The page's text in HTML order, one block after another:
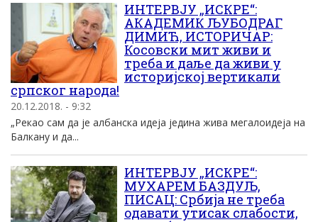
ИНТЕРВЈУ „ИСКРЕ“:
АКАДЕМИК ЉУБОДРАГ
ДИМИЋ, ИСТОРИЧАР:
Косовски мит живи и
треба и даље да живи у
историјској вертикали
српског народа!
20.12.2018. - 9:32
„Рекао сам да је албанска идеја једина жива мегалоидеја на
Балкану и да...
ИНТЕРВЈУ „ИСКРЕ“:
МУХАРЕМ БАЗДУЉ,
ПИСАЦ: Србија не треба
одавати утисак слабости,